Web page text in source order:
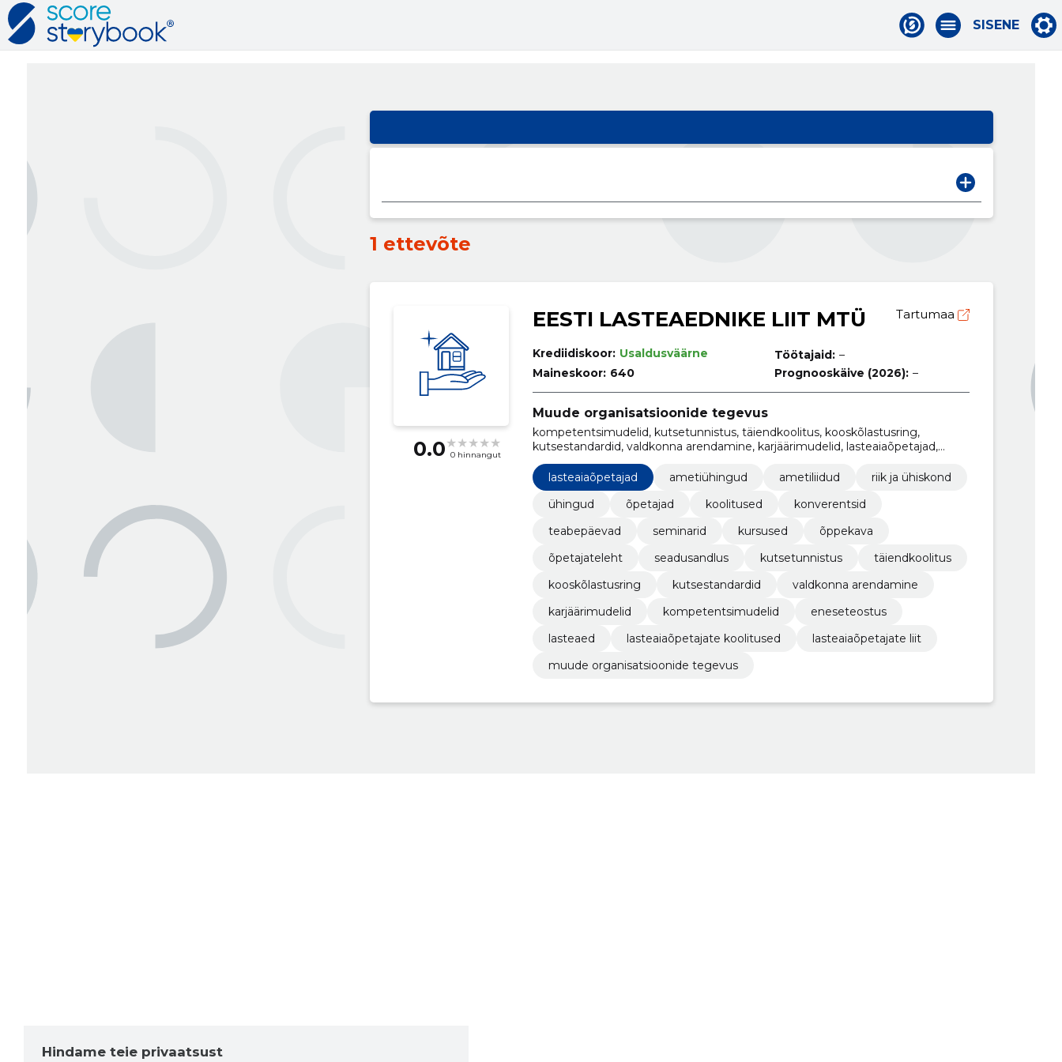
SISENE
1 ettevõte
0.0 0 hinnangut
EESTI LASTEAEDNIKE LIIT MTÜ Tartumaa
Krediidiskoor: Usaldusväärne
Maineskoor: 640
Töötajaid: –
Prognooskäive (2026): –
Muude organisatsioonide tegevus
kompetentsimudelid, kutsetunnistus, täiendkoolitus, kooskõlastusring,
kutsestandardid, valdkonna arendamine, karjäärimudelid, lasteaiaõpetajad,
lasteaiaõpetajate liit, lasteaiaõpetajate koolitused
lasteaiaõpetajad
ametiühingud ametiliidud
riik ja ühiskond
ühingud
õpetajad koolitused
konverentsid
teabepäevad
seminarid kursused
õppekava
õpetajateleht
seadusandlus kutsetunnistus
täiendkoolitus
kooskõlastusring
kutsestandardid
valdkonna arendamine
karjäärimudelid
kompetentsimudelid
eneseteostus
lasteaed
lasteaiaõpetajate koolitused
lasteaiaõpetajate liit
muude organisatsioonide tegevus
Hindame teie privaatsust